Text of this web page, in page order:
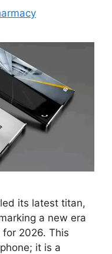
its latest titan,
a new era
2026. This
it is a